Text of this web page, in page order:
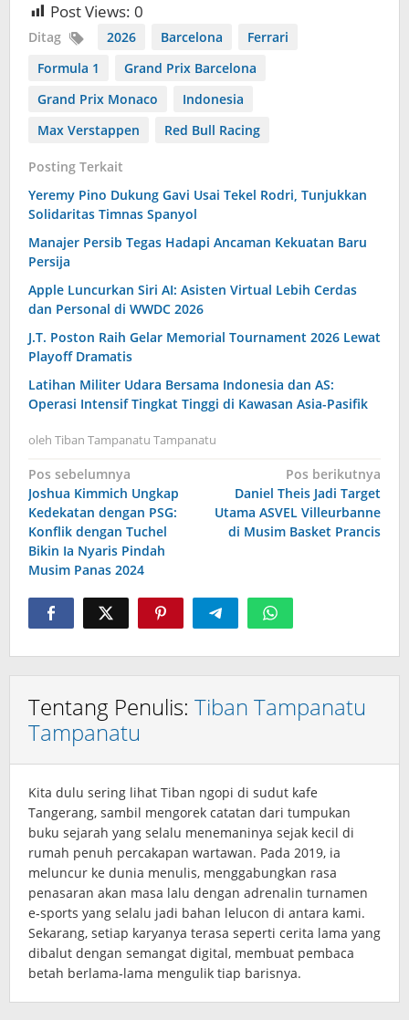
Post Views: 0
Ditag 2026 Barcelona
Ferrari
Formula 1
Grand Prix Barcelona
Grand Prix Monaco
Indonesia
Max Verstappen
Red Bull Racing
Posting Terkait
Yeremy Pino Dukung Gavi Usai Tekel Rodri, Tunjukkan
Solidaritas Timnas Spanyol
Manajer Persib Tegas Hadapi Ancaman Kekuatan Baru
Persija
Apple Luncurkan Siri AI: Asisten Virtual Lebih Cerdas
dan Personal di WWDC 2026
J.T. Poston Raih Gelar Memorial Tournament 2026 Lewat
Playoff Dramatis
Latihan Militer Udara Bersama Indonesia dan AS:
Operasi Intensif Tingkat Tinggi di Kawasan Asia-Pasifik
oleh Tiban Tampanatu Tampanatu
Navigasi
pos
Pos sebelumnya
Joshua Kimmich Ungkap
Kedekatan dengan PSG:
Konflik dengan Tuchel
Bikin Ia Nyaris Pindah
Musim Panas 2024
Pos berikutnya
Daniel Theis Jadi Target
Utama ASVEL Villeurbanne
di Musim Basket Prancis
Tentang Penulis: Tiban Tampanatu
Tampanatu
Kita dulu sering lihat Tiban ngopi di sudut kafe
Tangerang, sambil mengorek catatan dari tumpukan
buku sejarah yang selalu menemaninya sejak kecil di
rumah penuh percakapan wartawan. Pada 2019, ia
meluncur ke dunia menulis, menggabungkan rasa
penasaran akan masa lalu dengan adrenalin turnamen
e‑sports yang selalu jadi bahan lelucon di antara kami.
Sekarang, setiap karyanya terasa seperti cerita lama yang
dibalut dengan semangat digital, membuat pembaca
betah berlama‑lama mengulik tiap barisnya.